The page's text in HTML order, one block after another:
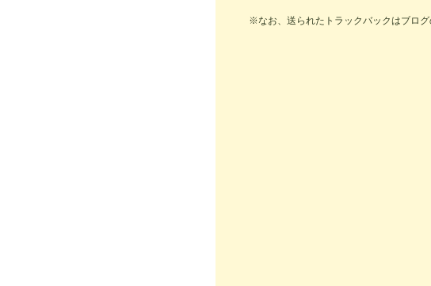
※なお、送られたトラックバックはブログ